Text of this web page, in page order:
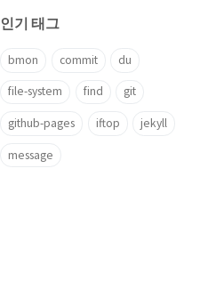
인기 태그
bmon commit du
file-system find git
github-pages iftop jekyll
message